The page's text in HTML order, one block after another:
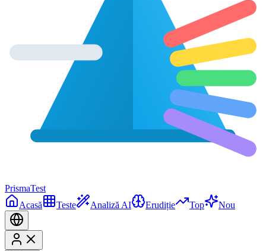
PrismaTest
Acasă
Teste Analiză AI Erudiție Top Nou